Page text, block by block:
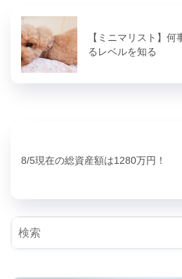
【ミニマリスト】
るレベルを知る
8/5現在の総資産額は1280万円！